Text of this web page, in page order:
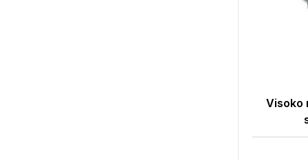
Visoko